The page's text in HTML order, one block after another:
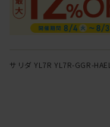
サリダ YL7R YL7R-GGR-